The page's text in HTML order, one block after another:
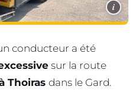
i
conducteur a été
sur la route
Thoiras dans le Gard.